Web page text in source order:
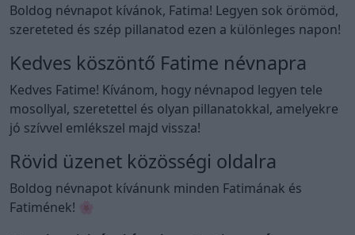
Boldog névnapot kívánok, Fatima! Legyen sok örömöd,
szereteted és szép pillanatod ezen a különleges napon!
Kedves köszöntő Fatime névnapra
Kedves Fatime! Kívánom, hogy névnapod legyen tele
mosollyal, szeretettel és olyan pillanatokkal, amelyekre
jó szívvel emlékszel majd vissza!
Rövid üzenet közösségi oldalra
Boldog névnapot kívánunk minden Fatimának és
Fatimének! 🌸